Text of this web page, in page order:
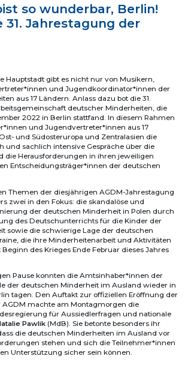
so wunderbar, Berlin!
31. Jahrestagung der
Hauptstadt gibt es nicht nur von Musikern,
und Jugendkoordinator*innen der
aus 17 Ländern. Anlass dazu bot die 31.
deutscher Minderheiten, die
2022 in Berlin stattfand. In diesem Rahmen
und Jugendvertreter*innen aus 17
und Südosteruropa und Zentralasien die
und sachlich intensive Gespräche über die
die Herausforderungen in ihren jeweiligen
Entscheidungsträger*innen der deutschen
Themen der diesjährigen AGDM-Jahrestagung
zwei in den Fokus: die skandalöse und
der deutschen Minderheit in Polen durch
des Deutschunterrichts für die Kinder der
sowie die schwierige Lage der deutschen
die ihre Minderheitenarbeit und Aktivitäten
des Krieges Ende Februar dieses Jahres
Pause konnten die Amtsinhaber*innen der
der deutschen Minderheit im Ausland wieder in
tagen. Den Auftakt zur offiziellen Eröffnung der
AGDM machte am Montagmorgen die
für Aussiedlerfragen und nationale
Pawlik (MdB). Sie betonte besonders ihr
die deutschen Minderheiten im Ausland vor
stehen und sich die Teilnehmer*innen
Unterstützung sicher sein können.